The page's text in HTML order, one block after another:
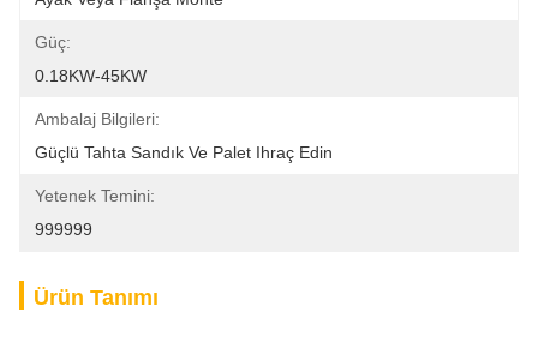
Güç:
0.18KW-45KW
Ambalaj Bilgileri:
Güçlü Tahta Sandık Ve Palet Ihraç Edin
Yetenek Temini:
999999
Ürün Tanımı